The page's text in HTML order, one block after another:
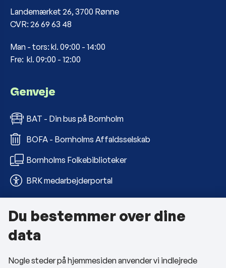
Landemærket 26, 3700 Rønne
CVR: 26 69 63 48
Man - tors: kl. 09:00 - 14:00
Fre: kl. 09:00 - 12:00
Genveje
BAT - Din bus på Bornholm
BOFA - Bornholms Affaldsselskab
Bornholms Folkebiblioteker
BRK medarbejderportal
Om kommunen
Kontakt os
Telefon- og åbningstider
Du bestemmer over dine
data
Nogle steder på hjemmesiden anvender vi indlejrede